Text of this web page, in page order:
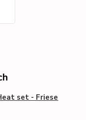
set - Friese